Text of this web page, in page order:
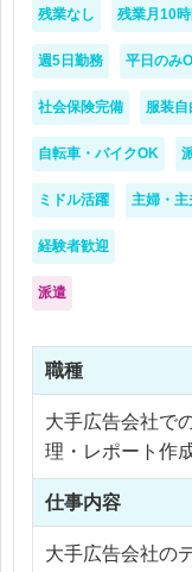
・既存素材、キ
・アプリ管理画
・当選者への発
・番組担当者と
・その他、部署
【こんな方にお
・Illustrator、
方
・テレビ局やメ
してみたい方
・週2日勤務、ま
・フリーランス
る方
・学校やスクー
たい方
・ブランク明け
残業なし 残業月10
週5日勤務 平日のみ
社会保険完備 服装自
自転車・バイクOK
ミドル活躍 主婦・主
経験者歓迎
派遣
職種
大手広告会社で
理・レポート作
仕事内容
大手広告会社の